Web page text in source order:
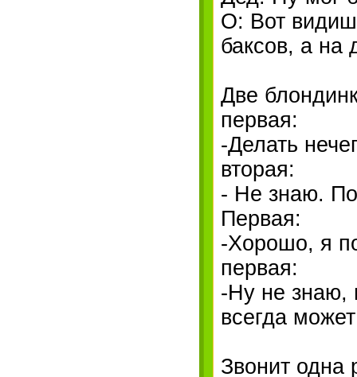
О: Вот
баксов, а на
Две
первая:
-Делать
вторая:
- Не знаю.
Первая:
-Хорошо, я
первая:
-Ну не знаю,
всегда
Звонит одна